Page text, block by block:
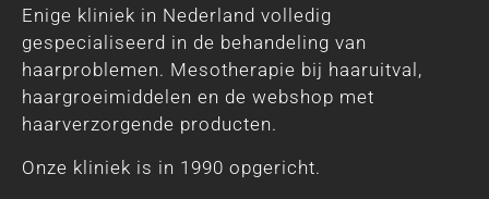
Enige kliniek in Nederland volledig
gespecialiseerd in de behandeling van
haarproblemen. Mesotherapie bij haaruitval,
haargroeimiddelen en de webshop met
haarverzorgende producten.
Onze kliniek is in 1990 opgericht.